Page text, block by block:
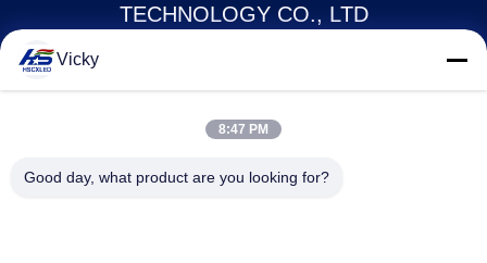
TECHNOLOGY CO., LTD
86-134-2892-1577
Community, Fuhai Street, Bao'an District, Shenzhen City,
Vicky
8:47 PM
Good day, what product are you looking for?